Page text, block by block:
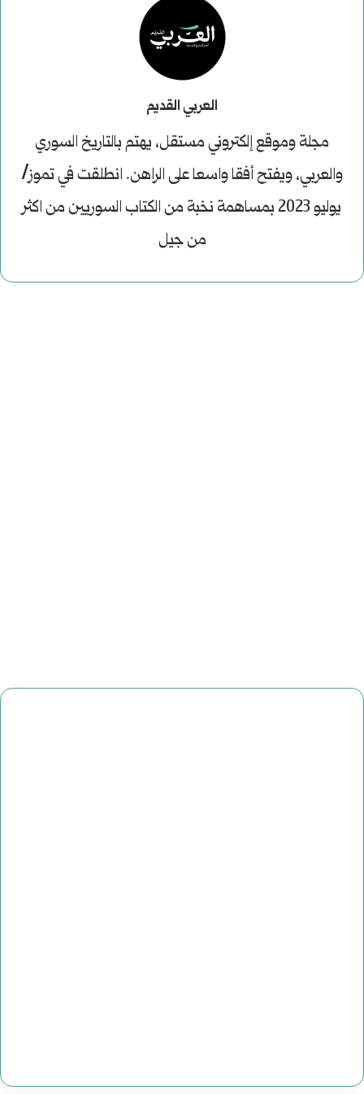
العربي القديم
مجلة وموقع إلكتروني مستقل، يهتم بالتاريخ السوري
والعربي، ويفتح أفقا واسعا على الراهن. انطلقت في تموز/
يوليو 2023 بمساهمة نخبة من الكتاب السوريين من اكثر
من جيل